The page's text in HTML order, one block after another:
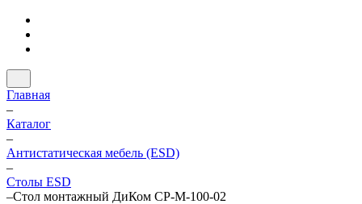
Главная
–
Каталог
–
Антистатическая мебель (ESD)
–
Столы ESD
–Стол монтажный ДиКом СР-М-100-02